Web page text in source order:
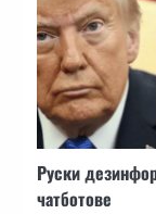
Руски
чатботове